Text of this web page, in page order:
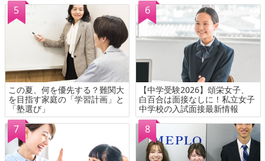
この夏、何を優先する？難関大
を目指す家庭の「学習計画」と
「塾選び」
【中学受験2026】頌栄女子、
白百合は面接なしに！私立女子
中学校の入試面接最新情報